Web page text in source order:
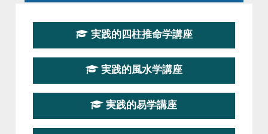
第１９期立命塾『実践的易学講座』
2026-08-22～2026-10-25
第19期立命塾実践的四柱推命学講座
2026-03-20～2026-07-19
実践的四柱推命学講座
実践的風水学講座
実践的易学講座